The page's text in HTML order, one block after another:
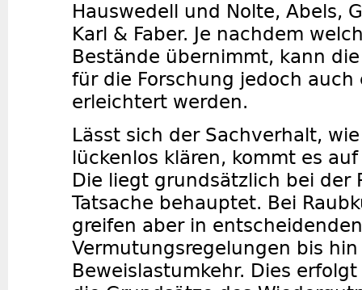
Hauswedell und Nolte, Abels,
Karl & Faber. Je nachdem
Bestände übernimmt, kann
für die Forschung jedoch
erleichtert werden.
Lässt sich der Sachverhalt,
lückenlos klären, kommt es
Die liegt grundsätzlich bei der
Tatsache behauptet. Bei
greifen aber in
Vermutungsregelungen bis
Beweislastumkehr. Dies